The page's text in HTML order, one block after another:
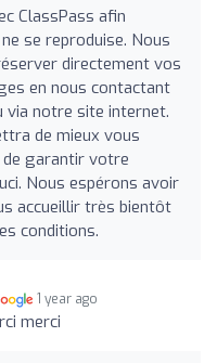
ClassPass afin
se reproduise. Nous
directement vos
en nous contactant
via notre site internet.
de mieux vous
garantir votre
Nous espérons avoir
accueillir très bientôt
conditions.
1 year ago
merci